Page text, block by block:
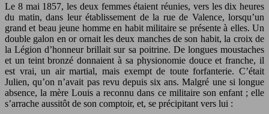
Le 8 mai 1857, les deux femmes étaient réunies, vers les dix heures
du matin, dans leur établissement de la rue de Valence, lorsqu’un
grand et beau jeune homme en habit militaire se présente à elles. Un
double galon en or ornait les deux manches de son habit, la croix de
la Légion d’honneur brillait sur sa poitrine. De longues moustaches
et un teint bronzé donnaient à sa physionomie douce et franche, il
est vrai, un air martial, mais exempt de toute forfanterie. C’était
Julien, qu’on n’avait pas revu depuis six ans. Malgré une si longue
absence, la mère Louis a reconnu dans ce militaire son enfant ; elle
s’arrache aussitôt de son comptoir, et, se précipitant vers lui :